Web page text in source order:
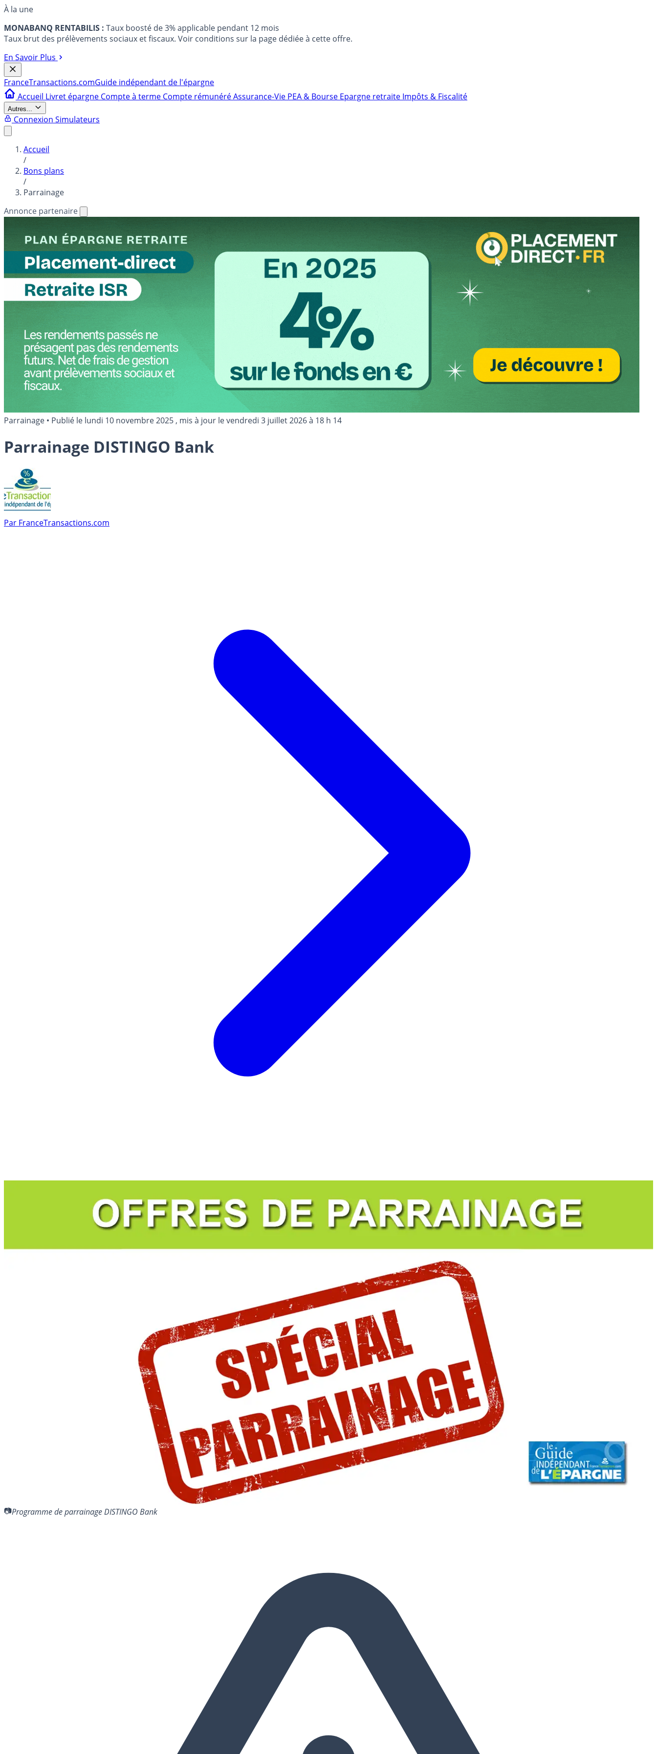
À la une
MONABANQ RENTABILIS : Taux boosté de 3% applicable pendant 12 mois
Taux brut des prélèvements sociaux et fiscaux. Voir conditions sur la page dédiée à cette offre.
En Savoir Plus
FranceTransactions.comGuide indépendant de l'épargne
Accueil Livret épargne Compte à terme Compte rémunéréAssurance-Vie PEA & Bourse Epargne retraite Impôts & Fiscalité
Autres...
Connexion Simulateurs
Accueil
/
Bons plans
/
Parrainage
Annonce partenaire
Parrainage • Publié le lundi 10 novembre 2025 , mis à jour levendredi 3 juillet 2026 à 18 h 14
Parrainage DISTINGO Bank
Par FranceTransactions.com
Programme de parrainage DISTINGO Bank